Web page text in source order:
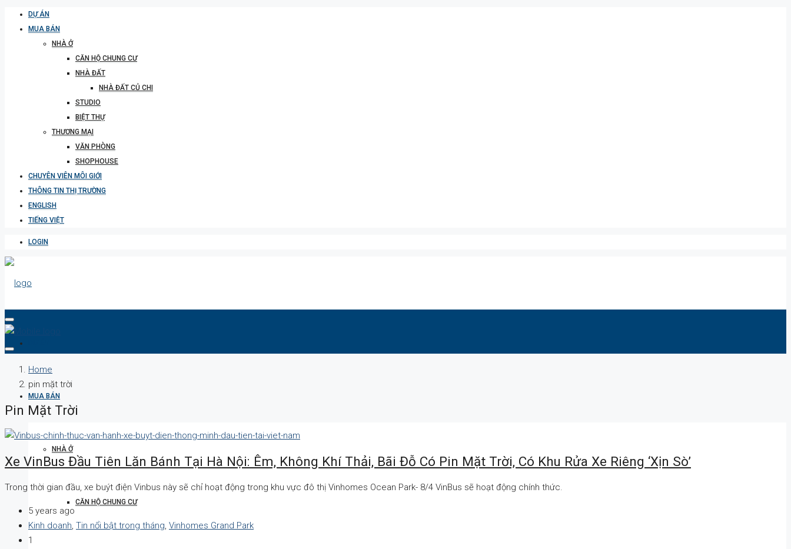
DỰ ÁN
MUA BÁN
NHÀ Ở
CĂN HỘ CHUNG CƯ
NHÀ ĐẤT
NHÀ ĐẤT CỦ CHI
STUDIO
BIỆT THỰ
THƯƠNG MẠI
VĂN PHÒNG
SHOPHOUSE
CHUYÊN VIÊN MÔI GIỚI
THÔNG TIN THỊ TRƯỜNG
ENGLISH
TIẾNG VIỆT
LOGIN
MUA BÁN
NHÀ Ở
CĂN HỘ CHUNG CƯ
Home
pin mặt trời
Pin Mặt Trời
Xe VinBus Đầu Tiên Lăn Bánh Tại Hà Nội: Êm, Không Khí Thải, Bãi Đỗ Có Pin Mặt Trời, Có Khu Rửa Xe Riêng ‘xịn Sò’
Trong thời gian đầu, xe buýt điện Vinbus này sẽ chỉ hoạt động trong khu vực đô thị Vinhomes Ocean Park- 8/4 VinBus sẽ hoạt động chính thức.
5 years ago
Kinh doanh, Tin nổi bật trong tháng, Vinhomes Grand Park
1